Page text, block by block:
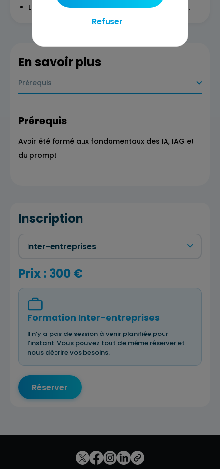
Les usages possibles de l’IA dans son métier.
En savoir plus
Prérequis
Prérequis
Avoir été formé aux fondamentaux des IA, IAG et
du prompt
Inscription
Prix : 300 €
Formation Inter-entreprises
Il n’y a pas de session à venir planifiée pour
l’instant. Vous pouvez tout de même réserver et
nous décrire vos besoins.
Réserver
Refuser